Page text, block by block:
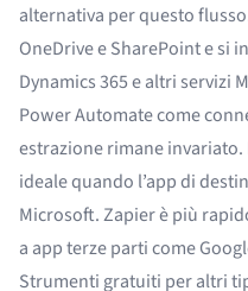
alternativa per questo
OneDrive e SharePoint e si
Dynamics 365 e altri servizi
Power Automate come
estrazione rimane invariato.
ideale quando l’app di
Microsoft. Zapier è più
a app terze parti come
Strumenti gratuiti per altri